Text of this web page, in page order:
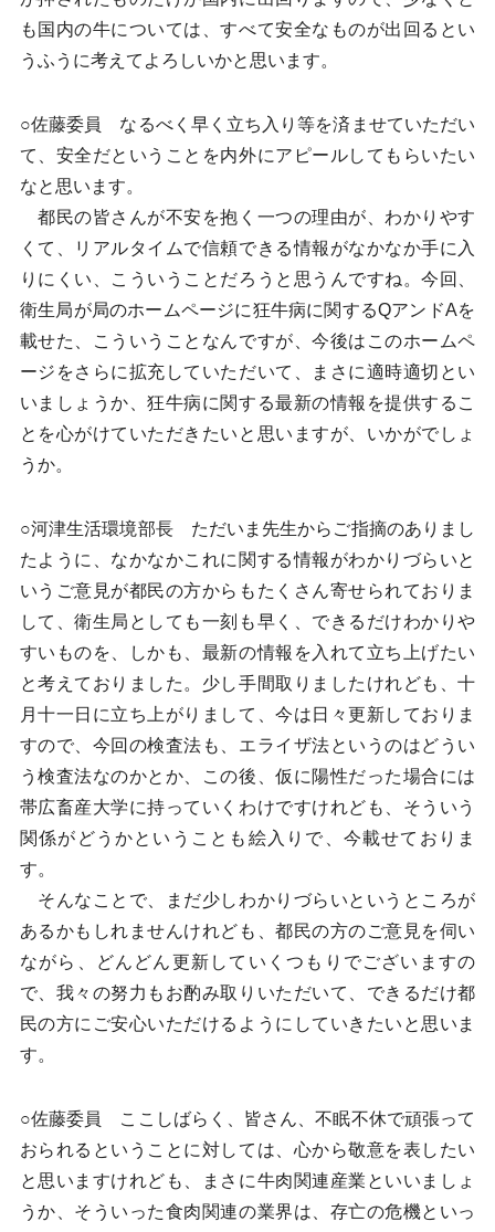
も国内の牛については、すべて安全なものが出回るとい
うふうに考えてよろしいかと思います。
○佐藤委員 なるべく早く立ち入り等を済ませていただい
て、安全だということを内外にアピールしてもらいたい
なと思います。
都民の皆さんが不安を抱く一つの理由が、わかりやす
くて、リアルタイムで信頼できる情報がなかなか手に入
りにくい、こういうことだろうと思うんですね。今回、
衛生局が局のホームページに狂牛病に関するQアンドAを
載せた、こういうことなんですが、今後はこのホームペ
ージをさらに拡充していただいて、まさに適時適切とい
いましょうか、狂牛病に関する最新の情報を提供するこ
とを心がけていただきたいと思いますが、いかがでしょ
うか。
○河津生活環境部長 ただいま先生からご指摘のありまし
たように、なかなかこれに関する情報がわかりづらいと
いうご意見が都民の方からもたくさん寄せられておりま
して、衛生局としても一刻も早く、できるだけわかりや
すいものを、しかも、最新の情報を入れて立ち上げたい
と考えておりました。少し手間取りましたけれども、十
月十一日に立ち上がりまして、今は日々更新しておりま
すので、今回の検査法も、エライザ法というのはどうい
う検査法なのかとか、この後、仮に陽性だった場合には
帯広畜産大学に持っていくわけですけれども、そういう
関係がどうかということも絵入りで、今載せておりま
す。
そんなことで、まだ少しわかりづらいというところが
あるかもしれませんけれども、都民の方のご意見を伺い
ながら、どんどん更新していくつもりでございますの
で、我々の努力もお酌み取りいただいて、できるだけ都
民の方にご安心いただけるようにしていきたいと思いま
す。
○佐藤委員 ここしばらく、皆さん、不眠不休で頑張って
おられるということに対しては、心から敬意を表したい
と思いますけれども、まさに牛肉関連産業といいましょ
うか、そういった食肉関連の業界は、存亡の危機といっ